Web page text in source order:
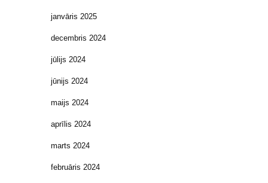
janvāris 2025
decembris 2024
jūlijs 2024
jūnijs 2024
maijs 2024
aprīlis 2024
marts 2024
februāris 2024